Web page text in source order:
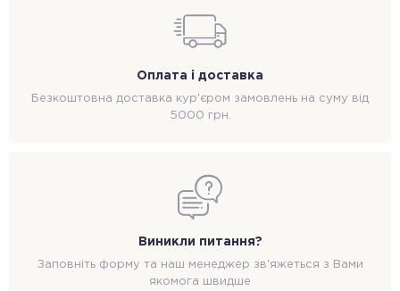
Оплата і доставка
Безкоштовна доставка кур'єром замовлень на суму від
5000 грн.
Виникли питання?
Заповніть форму та наш менеджер зв'яжеться з Вами
якомога швидше